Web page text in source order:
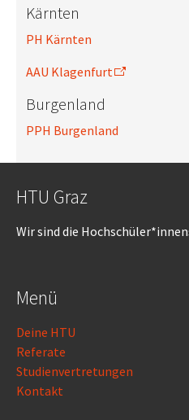
Kärnten
PH Kärnten
AAU Klagenfurt
Burgenland
PPH Burgenland
HTU Graz
Wir sind die
Menü
Deine HTU
Referate
Studienvertretungen
Kontakt